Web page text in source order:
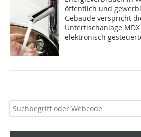
öffentlich und
Gebäude verspricht
Untertischanlage
elektronisch